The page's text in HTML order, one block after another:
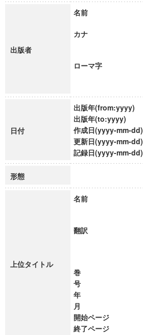
出版者
名前
カナ
ローマ字
日付
出版年(from:yyyy)
出版年(to:yyyy)
作成日(yyyy-mm-dd)
更新日(yyyy-mm-dd)
記録日(yyyy-mm-dd)
形態
上位タイトル
名前
翻訳
巻
号
年
月
開始ページ
終了ページ